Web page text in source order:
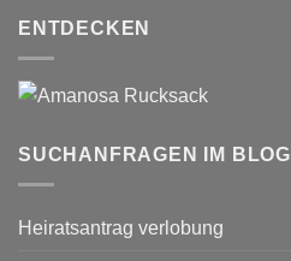
ENTDECKEN
SUCHANFRAGEN IM BLOG
Heiratsantrag verlobung